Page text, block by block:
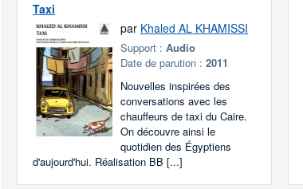
Taxi
par Khaled AL KHAMISSI
Support :Audio
Date de parution :2011
Nouvelles inspirées des
conversations avec les
chauffeurs de taxi du Caire.
On découvre ainsi le
quotidien des Égyptiens
d'aujourd'hui. Réalisation BB [...]